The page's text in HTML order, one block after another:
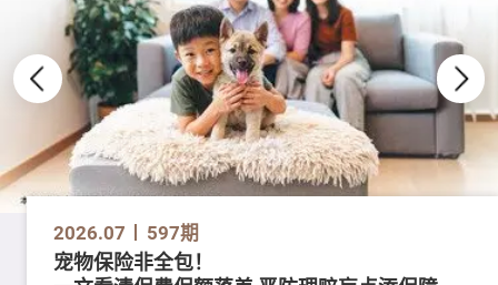
2026.07 597期
宠物保险非全包！